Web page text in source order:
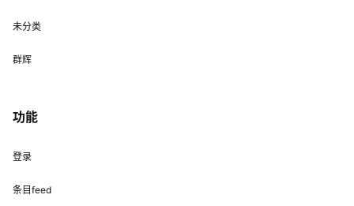
未分类
群辉
功能
登录
条目feed